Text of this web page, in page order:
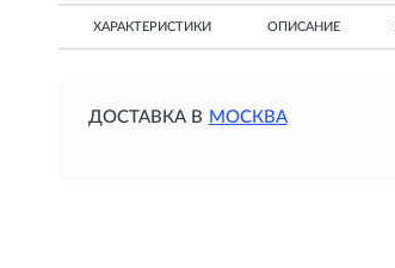
ХАРАКТЕРИСТИКИ ОПИСАНИЕ
ДОСТАВКА В МОСКВА